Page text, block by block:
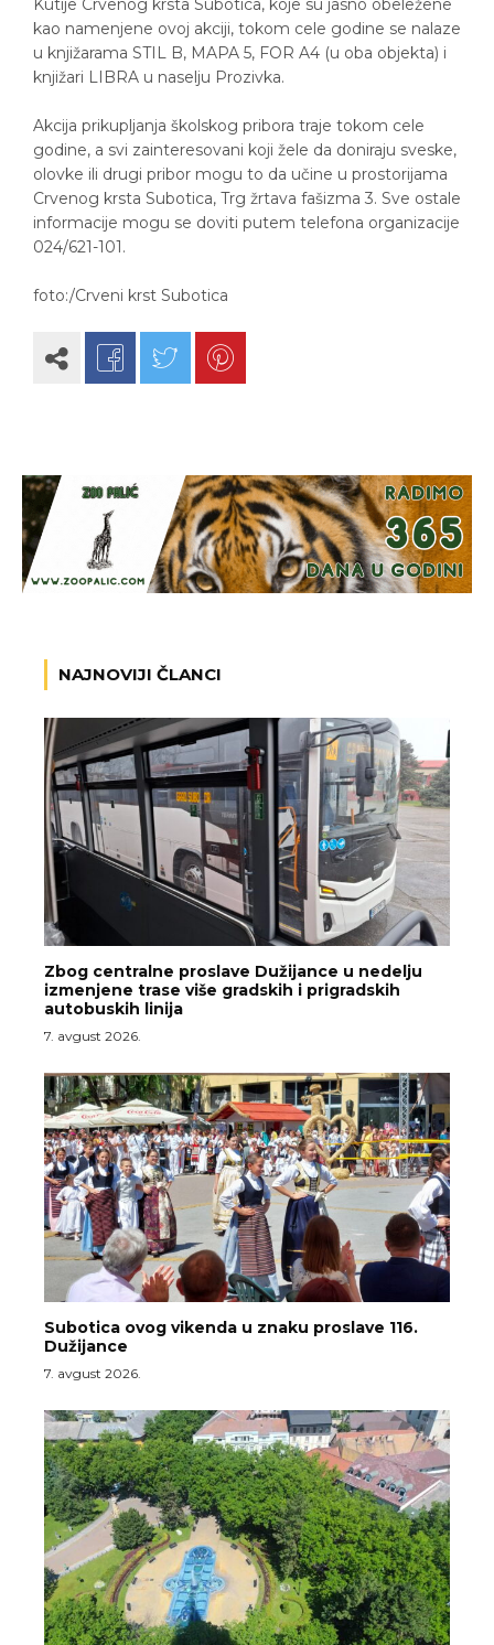
Kutije Crvenog krsta Subotica, koje su jasno obeležene
kao namenjene ovoj akciji, tokom cele godine se nalaze
u knjižarama STIL B, MAPA 5, FOR A4 (u oba objekta) i
knjižari LIBRA u naselju Prozivka.
Akcija prikupljanja školskog pribora traje tokom cele
godine, a svi zainteresovani koji žele da doniraju sveske,
olovke ili drugi pribor mogu to da učine u prostorijama
Crvenog krsta Subotica, Trg žrtava fašizma 3. Sve ostale
informacije mogu se doviti putem telefona organizacije
024/621-101.
foto:/Crveni krst Subotica
NAJNOVIJI ČLANCI
Zbog centralne proslave Dužijance u nedelju
izmenjene trase više gradskih i prigradskih
autobuskih linija
7. avgust 2026.
Subotica ovog vikenda u znaku proslave 116.
Dužijance
7. avgust 2026.